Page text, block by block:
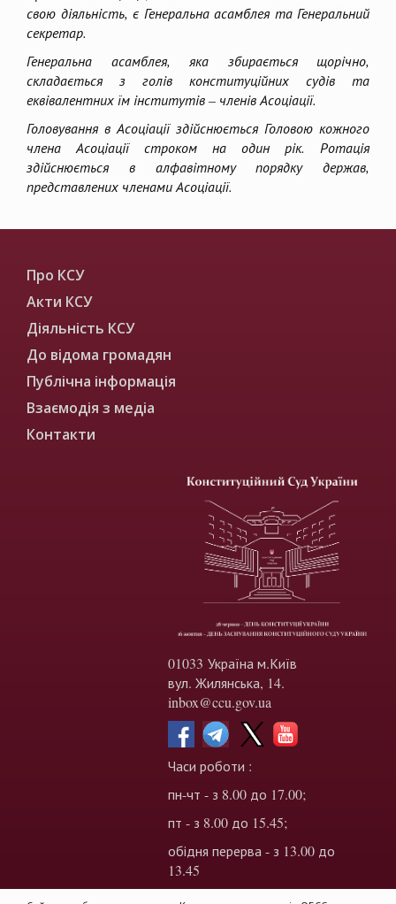
свою діяльність, є Генеральна асамблея та Генеральний
секретар.
Генеральна асамблея, яка збирається щорічно,
складається з голів конституційних судів та
еквівалентних їм інститутів – членів Асоціації.
Головування в Асоціації здійснюється Головою кожного
члена Асоціації строком на один рік. Ротація
здійснюється в алфавітному порядку держав,
представлених членами Асоціації.
Про КСУ
Акти КСУ
Діяльність КСУ
До відома громадян
Публічна інформація
Взаємодія з медіа
Контакти
01033 Україна м.Київ
вул. Жилянська, 14.
inbox@ccu.gov.ua
Часи роботи :
пн-чт - з 8.00 до 17.00;
пт - з 8.00 до 15.45;
обідня перерва - з 13.00 до
13.45